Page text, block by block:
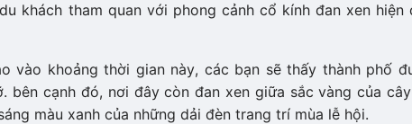
khách tham quan với phong cảnh cổ kính đan xen hiện
vào khoảng thời gian này, các bạn sẽ thấy thành phố
cạnh đó, nơi đây còn đan xen giữa sắc vàng của
màu xanh của những dải đèn trang trí mùa lễ hội.